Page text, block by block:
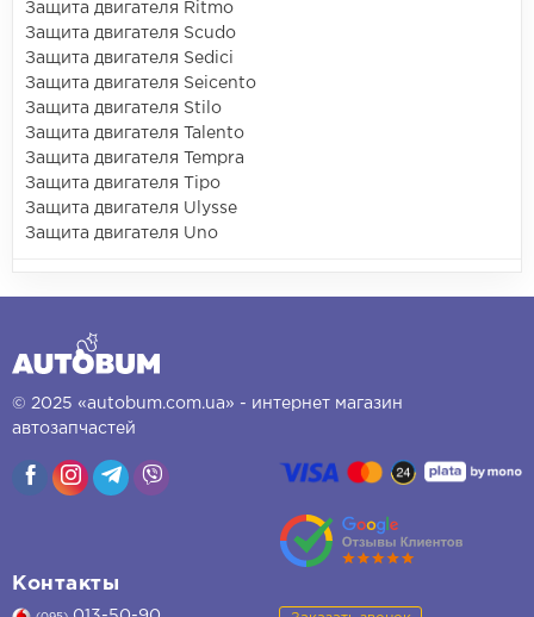
Защита двигателя Ritmo
Защита двигателя Scudo
Защита двигателя Sedici
Защита двигателя Seicento
Защита двигателя Stilo
Защита двигателя Talento
Защита двигателя Tempra
Защита двигателя Tipo
Защита двигателя Ulysse
Защита двигателя Uno
© 2025 «autobum.com.ua» - интернет магазин
автозапчастей
Контакты